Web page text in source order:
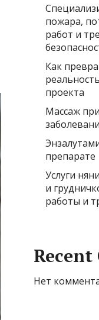
пожара,
работ и
Как
проекта
Массаж
препарате
Услуги
и
работы и
Recent
Нет